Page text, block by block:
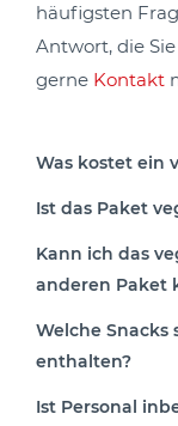
häufigsten
Antwort, die
gerne Kontakt
Was kostet ein
Ist das Paket
Kann ich das
anderen Paket
Welche
enthalten?
Ist Personal